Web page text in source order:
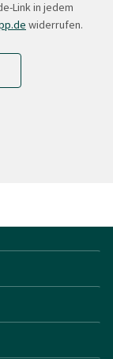
Link in jedem
widerrufen.